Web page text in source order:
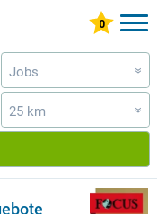
Jobs »
25 km »